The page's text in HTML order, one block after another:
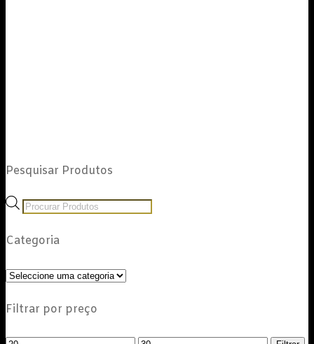
Pesquisar Produtos
Products
Categoria
Filtrar por preço